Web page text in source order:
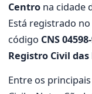
Centro na cidade
Está registrado
código CNS
Registro Civil
Entre os